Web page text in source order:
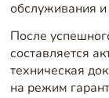
обслуживания
После
составляется
техническая
на режим